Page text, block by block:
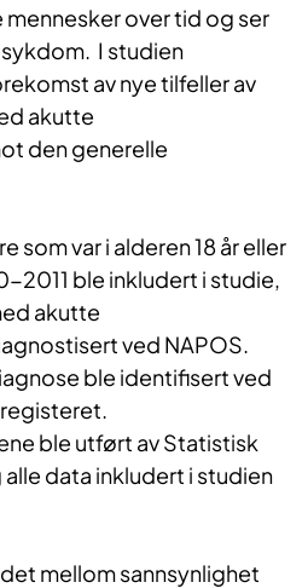
over tid og ser
I studien
av nye tilfeller av
akutte
den generelle
som var i alderen 18 år eller
2011 ble inkludert i studie,
akutte
ved NAPOS.
ble identifisert ved
ble utført av Statistisk
data inkludert i studien
mellom sannsynlighet